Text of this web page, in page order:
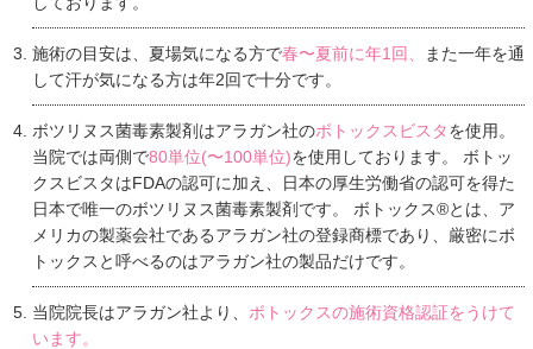
施術の目安は、夏場気になる方で春〜夏前に年1回、
また一年を通
して汗が気になる方は年2回で十分です。
ボツリヌス菌毒素製剤はアラガン社のボトックスビスタを使用。
当院では両側で80単位(〜100単位)を使用しております。 ボトッ
クスビスタはFDAの認可に加え、日本の厚生労働省の認可を得た
日本で唯一のボツリヌス菌毒素製剤です。 ボトックス®とは、ア
メリカの製薬会社であるアラガン社の登録商標であり、厳密にボ
トックスと呼べるのはアラガン社の製品だけです。
当院院長はアラガン社より、 ボトックスの施術資格認証をうけて
います。